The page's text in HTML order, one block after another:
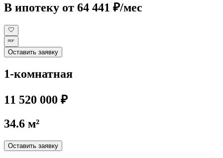
В ипотеку от 64 441 ₽/мес
Оставить заявку
1-комнатная
11 520 000 ₽
34.6 м²
Оставить заявку